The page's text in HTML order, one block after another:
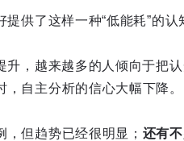
供了这样一种“低能耗”的认
，越来越多的人倾向于把
自主分析的信心大幅下降。
但趋势已经很明显； 还有